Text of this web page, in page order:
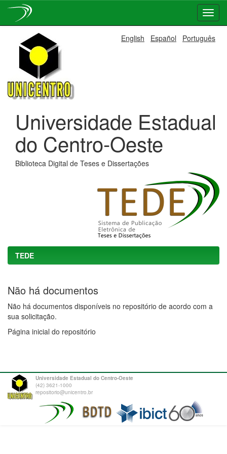
navigation
English Español Português
Universidade Estadual
do Centro-Oeste
Biblioteca Digital de Teses e Dissertações
TEDE
Não há documentos
Não há documentos disponíveis no repositório de acordo com a
sua solicitação.
Página inicial do repositório
Universidade Estadual do Centro-Oeste
(42) 3621-1000
repositorio@unicentro.br